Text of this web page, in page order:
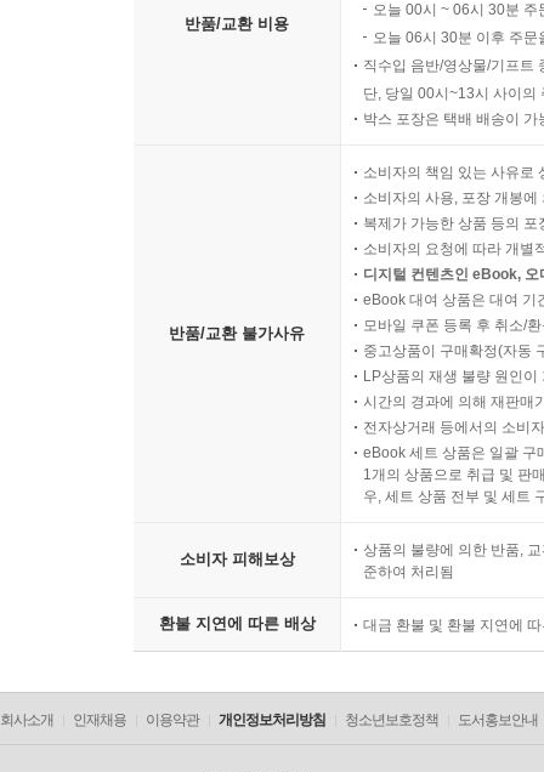
반품/교환 비용
오늘 00시 ~ 06시 30분
오늘 06시 30분 이후 주
직수입 음반/영상물/기프트
단, 당일 00시~13시 사이의
박스 포장은 택배 배송이
반품/교환 불가사유
소비자의 책임 있는 사유로
소비자의 사용, 포장 개봉
복제가 가능한 상품 등의
소비자의 요청에 따라 개별
디지털 컨텐츠인 eBook,
eBook 대여 상품은 대여 기
모바일 쿠폰 등록 후 취소/
중고상품이 구매확정(자동
LP상품의 재생 불량 원인
시간의 경과에 의해 재판매
전자상거래 등에서의 소비
eBook 세트 상품은 일괄 구
1개의 상품으로 취급 및 판
우, 세트 상품 전부 및 세트
소비자 피해보상
상품의 불량에 의한 반품,
준하여 처리됨
환불 지연에 따른 배상 대금 환불 및 환불 지연에
회사소개 인재채용 이용약관 개인정보처리방침 청소년보호정책 도서홍보안내